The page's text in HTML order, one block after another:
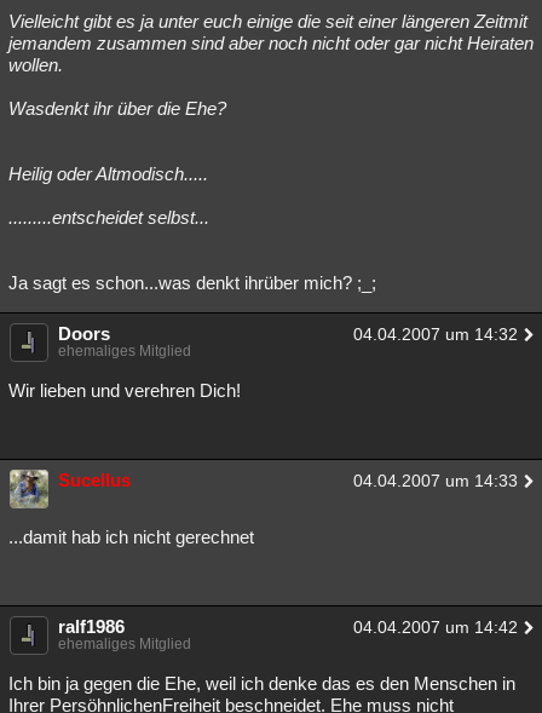
Vielleicht gibt es ja unter euch einige die seit einer längeren Zeitmit
jemandem zusammen sind aber noch nicht oder gar nicht Heiraten
wollen.
Wasdenkt ihr über die Ehe?
Heilig oder Altmodisch.....
.........entscheidet selbst...
Ja sagt es schon...was denkt ihrüber mich? ;_;
Doors 04.04.2007 um 14:32
ehemaliges Mitglied
Wir lieben und verehren Dich!
Sucellus 04.04.2007 um 14:33
...damit hab ich nicht gerechnet
ralf1986 04.04.2007 um 14:42
ehemaliges Mitglied
Ich bin ja gegen die Ehe, weil ich denke das es den Menschen in
Ihrer PersöhnlichenFreiheit beschneidet. Ehe muss nicht